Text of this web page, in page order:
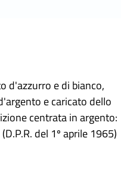
d'azzurro e di bianco,
e caricato dello
centrata in argento:
del 1º aprile 1965)